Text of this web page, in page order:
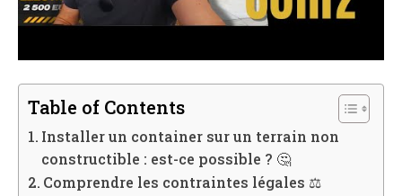
Table of Contents
Installer un container sur un terrain non
constructible : est-ce possible ? 🤔
Comprendre les contraintes légales ⚖️